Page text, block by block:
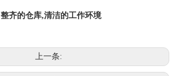
整齐的仓库,清洁的工作环境
上一条: